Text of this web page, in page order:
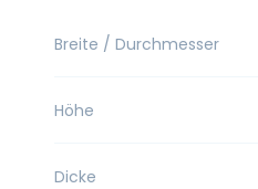
Breite / Durchmesser
Höhe
Dicke